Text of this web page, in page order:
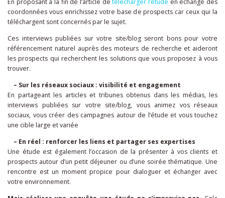
coordonnées vous enrichissez votre base de prospects car ceux qui la
téléchargent sont concernés par le sujet.
Ces interviews publiées sur votre site/blog seront bons pour votre
référencement naturel auprès des moteurs de recherche et aideront
les prospects qui recherchent les solutions que vous proposez à vous
trouver.
– Sur les réseaux sociaux : visibilité et engagement
En partageant les articles et tribunes obtenus dans les médias, les
interviews publiées sur votre site/blog, vous animez vos réseaux
sociaux, vous créer des campagnes autour de l’étude et vous touchez
une cible large et variée
– En réel : renforcer les liens et partager ses expertises
Une étude est également l’occasion de la présenter à vos clients et
prospects autour d’un petit déjeuner ou d’une soirée thématique. Une
rencontre est un moment propice pour dialoguer et échanger avec
votre environnement.